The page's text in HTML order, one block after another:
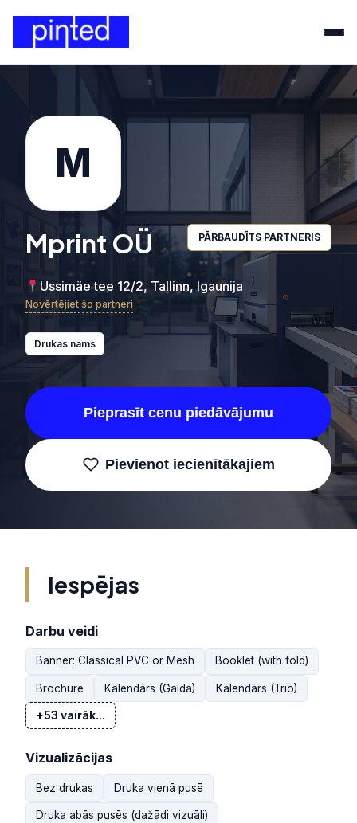
M
Mprint OÜ PĀRBAUDĪTS PARTNERIS
Ussimäe tee 12/2, Tallinn, Igaunija
Novērtējiet šo partneri
Drukas nams
Pieprasīt cenu piedāvājumu
Pievienot iecienītākajiem
Iespējas
Darbu veidi
Banner: Classical PVC or Mesh Booklet (with fold)
Brochure Kalendārs (Galda) Kalendārs (Trio)
+53 vairāk...
Vizualizācijas
Bez drukas Druka vienā pusē
Druka abās pusēs (dažādi vizuāli)